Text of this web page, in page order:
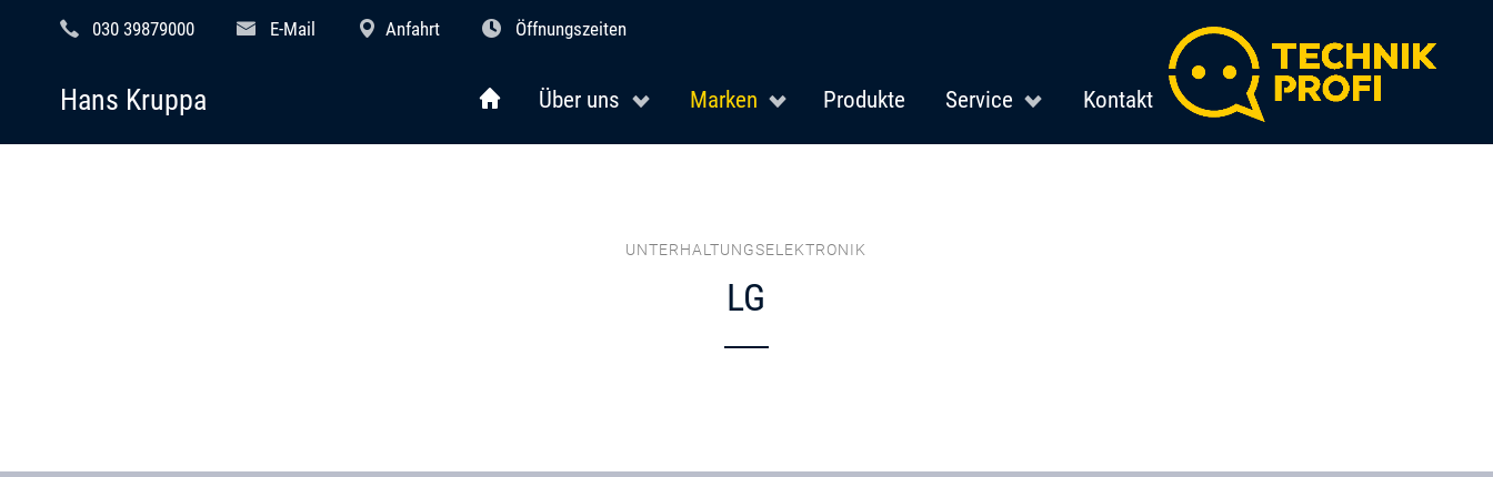
030 39879000 E-Mail Anfahrt Öffnungszeiten
Über uns Marken Produkte Service Kontakt
Hans Kruppa
UNTERHALTUNGSELEKTRONIK
LG